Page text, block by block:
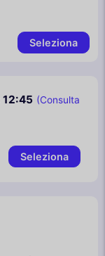
Seleziona
(Consulta
Seleziona